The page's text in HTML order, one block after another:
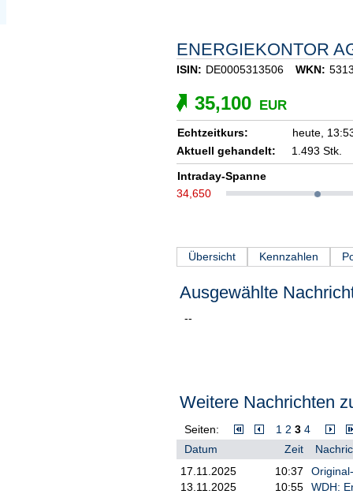
ENERGIEKONTOR
ISIN: DE0005313506 WKN:
35,100 EUR
Echtzeitkurs: heute,
Aktuell gehandelt:
1.493 Stk.
Intraday-Spanne
34,650
Übersicht Kennzahlen
Ausgewählte
--
Weitere Nachrichten
Seiten: 1 2 3 4
Datum
Zeit
17.11.2025
10:37
13.11.2025
10:55
WDH: